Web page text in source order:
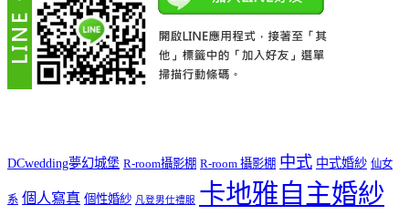
DCwedding夢幻城堡 R-room攝影棚 R-room 攝影棚 中式 中式婚紗 仙女
系 個人寫真 個性婚紗 凡登男仕禮服 卡地雅自主婚紗